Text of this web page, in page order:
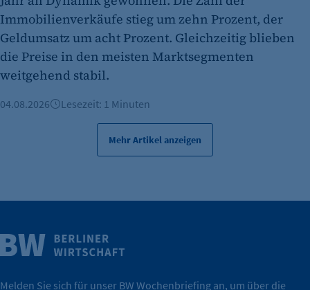
Wirtschaft.
Weitere Infos
Immobilienverkäufe stieg um zehn Prozent, der
Geldumsatz um acht Prozent. Gleichzeitig blieben
die Preise in den meisten Marktsegmenten
weitgehend stabil.
04.08.2026 Lesezeit: 1 Minuten
Mehr Artikel anzeigen
Melden Sie sich für unser BW Wochenbriefing an, um über die